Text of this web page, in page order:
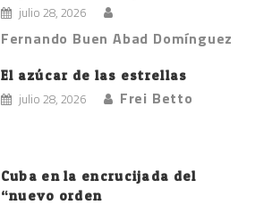
julio 28, 2026
Fernando Buen Abad Domínguez
El azúcar de las estrellas
julio 28, 2026 Frei Betto
Cuba en la encrucijada del
“nuevo orden